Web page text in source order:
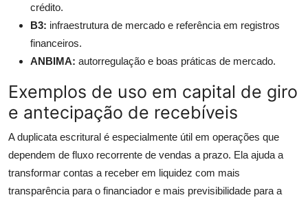
crédito.
B3: infraestrutura de mercado e referência em registros
financeiros.
ANBIMA: autorregulação e boas práticas de mercado.
Exemplos de uso em capital de giro
e antecipação de recebíveis
A duplicata escritural é especialmente útil em operações que
dependem de fluxo recorrente de vendas a prazo. Ela ajuda a
transformar contas a receber em liquidez com mais
transparência para o financiador e mais previsibilidade para a